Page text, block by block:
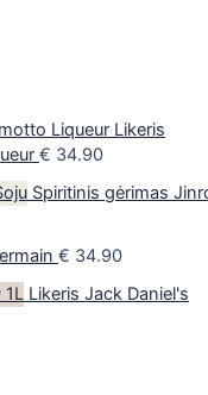
Likeris
€ 34.90
Spiritinis gėrimas
€ 34.90
Likeris Jack Daniel's